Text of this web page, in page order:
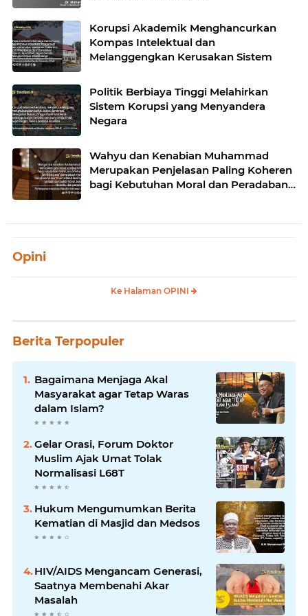
Korupsi Akademik Menghancurkan
Kompas Intelektual dan
Melanggengkan Kerusakan Sistem
Politik Berbiaya Tinggi Melahirkan
Sistem Korupsi yang Menyandera
Negara
Wahyu dan Kenabian Muhammad
Merupakan Penjelasan Paling Koheren
bagi Kebutuhan Moral dan Peradaban
Opini
Ke Halaman OPINI
Berita Terpopuler
Bagaimana Menjaga Akal
Masyarakat agar Tetap Waras
dalam Islam?
Gelar Orasi, Forum Doktor
Muslim Ajak Umat Tolak
Normalisasi L68T
Hukum Mengumumkan Berita
Kematian di Masjid dan Medsos
HIV/AIDS Mengancam Generasi,
Saatnya Membenahi Akar
Masalah